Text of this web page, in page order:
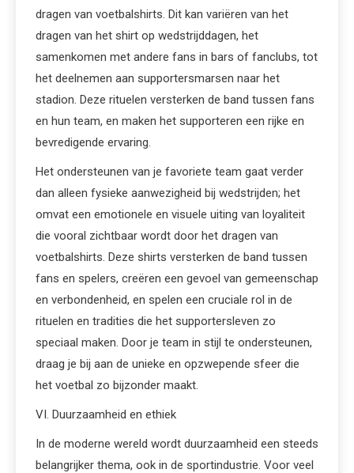
dragen van voetbalshirts. Dit kan variëren van het
dragen van het shirt op wedstrijddagen, het
samenkomen met andere fans in bars of fanclubs, tot
het deelnemen aan supportersmarsen naar het
stadion. Deze rituelen versterken de band tussen fans
en hun team, en maken het supporteren een rijke en
bevredigende ervaring.
Het ondersteunen van je favoriete team gaat verder
dan alleen fysieke aanwezigheid bij wedstrijden; het
omvat een emotionele en visuele uiting van loyaliteit
die vooral zichtbaar wordt door het dragen van
voetbalshirts. Deze shirts versterken de band tussen
fans en spelers, creëren een gevoel van gemeenschap
en verbondenheid, en spelen een cruciale rol in de
rituelen en tradities die het supportersleven zo
speciaal maken. Door je team in stijl te ondersteunen,
draag je bij aan de unieke en opzwepende sfeer die
het voetbal zo bijzonder maakt.
VI. Duurzaamheid en ethiek
In de moderne wereld wordt duurzaamheid een steeds
belangrijker thema, ook in de sportindustrie. Voor veel